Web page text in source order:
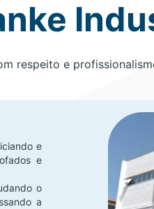
respeito e
e
e
o
a